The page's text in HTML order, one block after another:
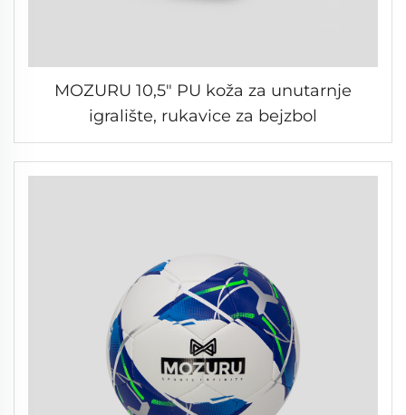
MOZURU 10,5" PU koža za unutarnje
igralište, rukavice za bejzbol